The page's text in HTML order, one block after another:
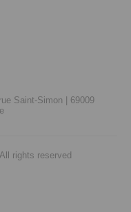
Saint-Simon |
69009
rights reserved